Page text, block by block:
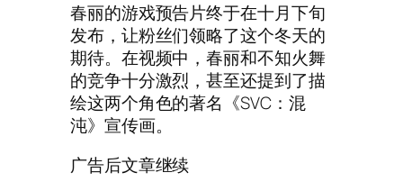
春丽的游戏预告片终于在十月下旬
发布，让粉丝们领略了这个冬天的
期待。在视频中，春丽和不知火舞
的竞争十分激烈，甚至还提到了描
绘这两个角色的著名《SVC：混
沌》宣传画。
广告后文章继续